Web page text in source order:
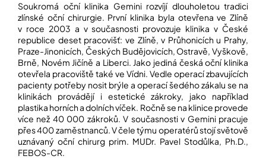
Soukromá oční klinika Gemini rozvíjí dlouholetou tradici
zlínské oční chirurgie. První klinika byla otevřena ve Zlíně
v roce 2003 a v současnosti provozuje klinika v České
republice deset pracovišť: ve Zlíně, v Průhonicích u Prahy,
Praze-Jinonicích, Českých Budějovicích, Ostravě, Vyškově,
Brně, Novém Jičíně a Liberci. Jako jediná česká oční klinika
otevřela pracoviště také ve Vídni. Vedle operací zbavujících
pacienty potřeby nosit brýle a operací šedého zákalu se na
klinikách provádějí i estetické zákroky, jako například
plastika horních a dolních víček. Ročně se na klinice provede
více než 40 000 zákroků. V současnosti v Gemini pracuje
přes 400 zaměstnanců. V čele týmu operatérů stojí světově
uznávaný oční chirurg prim. MUDr. Pavel Stodůlka, Ph.D.,
FEBOS-CR.